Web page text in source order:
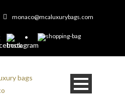
monaco@mcaluxurybags.com